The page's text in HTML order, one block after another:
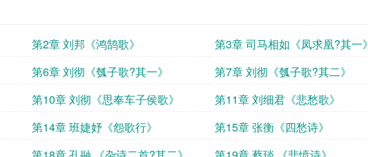
第2章 刘邦《鸿鹄歌》 第3章 司马相如《凤求凰?其一》
第6章 刘彻《瓠子歌?其一》 第7章 刘彻《瓠子歌?其二》
第10章 刘彻《思奉车子侯歌》 第11章 刘细君《悲愁歌》
第14章 班婕妤《怨歌行》 第15章 张衡《四愁诗》